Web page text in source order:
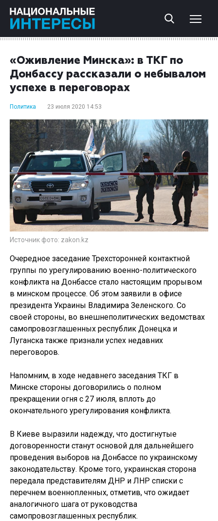
«Оживление Минска»: в ТКГ по
Донбассу рассказали о небывалом
успехе в переговорах
Политика 23 июля 2020 14:53
Источник фото: zakon.kz
Очередное заседание Трехсторонней контактной
группы по урегулированию военно-политического
конфликта на Донбассе стало настоящим прорывом
в минском процессе. Об этом заявили в офисе
президента Украины Владимира Зеленского. Со
своей стороны, во внешнеполитических ведомствах
самопровозглашенных республик Донецка и
Луганска также признали успех недавних
переговоров.
Напомним, в ходе недавнего заседания ТКГ в
Минске стороны договорились о полном
прекращении огня с 27 июля, вплоть до
окончательного урегулирования конфликта.
В Киеве выразили надежду, что достигнутые
договоренности станут основой для дальнейшего
проведения выборов на Донбассе по украинскому
законодательству. Кроме того, украинская сторона
передала представителям ДНР и ЛНР списки с
перечнем военнопленных, отметив, что ожидает
аналогичного шага от руководства
самопровозглашенных республик.